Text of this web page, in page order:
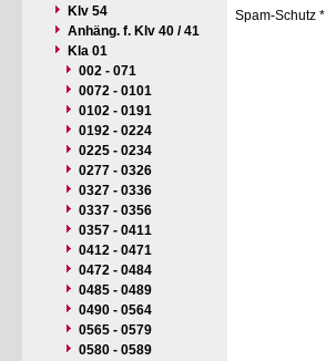
Klv 54
Anhäng. f. Klv 40 / 41
Kla 01
002 - 071
0072 - 0101
0102 - 0191
0192 - 0224
0225 - 0234
0277 - 0326
0327 - 0336
0337 - 0356
0357 - 0411
0412 - 0471
0472 - 0484
0485 - 0489
0490 - 0564
0565 - 0579
0580 - 0589
Spam-Schutz *